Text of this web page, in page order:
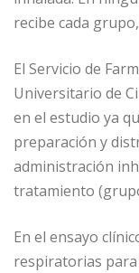
recibe cada
El Servicio de
Universitario de
en el estudio ya
preparación y
administración
tratamiento
En el ensayo
respiratorias